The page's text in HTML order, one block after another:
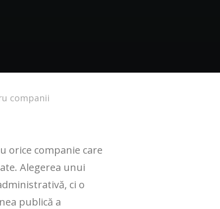
companii
orice companie care
Alegerea unui
ci o
publică a